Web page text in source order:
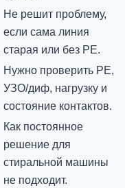
Не решит проблему,
если сама линия
старая или без PE.
Нужно проверить PE,
УЗО/диф, нагрузку и
состояние контактов.
Как постоянное
решение для
стиральной машины
не подходит.